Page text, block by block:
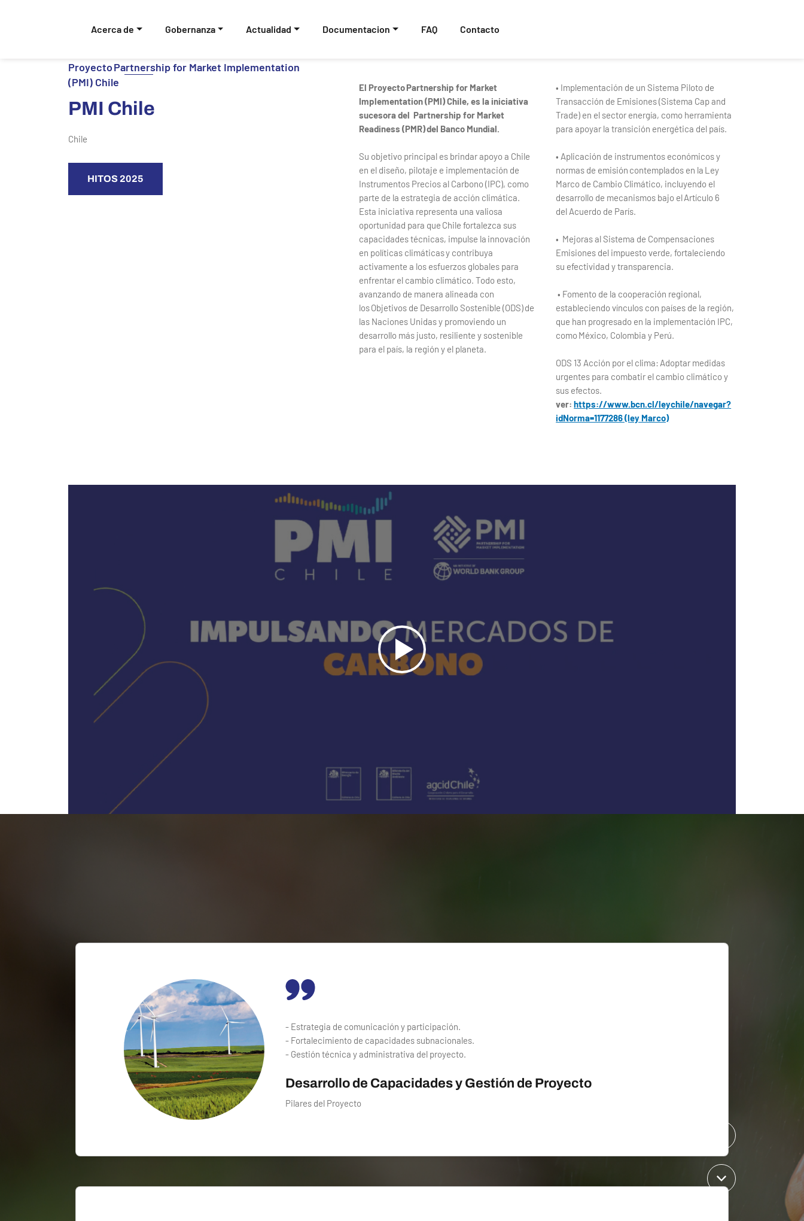
Acerca de Gobernanza Actualidad Documentacion FAQ Contacto
Proyecto Partnership for Market Implementation
(PMI) Chile
PMI Chile
Chile
HITOS 2025
El Proyecto Partnership for Market
Implementation (PMI) Chile, es la iniciativa
sucesora del Partnership for Market
Readiness (PMR) del Banco Mundial.
Su objetivo principal es brindar apoyo a Chile
en el diseño, pilotaje e implementación de
Instrumentos Precios al Carbono (IPC), como
parte de la estrategia de acción climática.
Esta iniciativa representa una valiosa
oportunidad para que Chile fortalezca sus
capacidades técnicas, impulse la innovación
en políticas climáticas y contribuya
activamente a los esfuerzos globales para
enfrentar el cambio climático. Todo esto,
avanzando de manera alineada con
los Objetivos de Desarrollo Sostenible (ODS) de
las Naciones Unidas y promoviendo un
desarrollo más justo, resiliente y sostenible
para el país, la región y el planeta.
• Implementación de un Sistema Piloto de
Transacción de Emisiones (Sistema Cap and
Trade) en el sector energía, como herramienta
para apoyar la transición energética del país.
• Aplicación de instrumentos económicos y
normas de emisión contemplados en la Ley
Marco de Cambio Climático, incluyendo el
desarrollo de mecanismos bajo el Artículo 6
del Acuerdo de París.
• Mejoras al Sistema de Compensaciones
Emisiones del impuesto verde, fortaleciendo
su efectividad y transparencia.
• Fomento de la cooperación regional,
estableciendo vínculos con países de la región,
que han progresado en la implementación IPC,
como México, Colombia y Perú.
ODS 13 Acción por el clima: Adoptar medidas
urgentes para combatir el cambio climático y
sus efectos.
ver:https://www.bcn.cl/leychile/navegar?
idNorma=1177286 (ley Marco)
- Estrategia de comunicación y participación.
- Fortalecimiento de capacidades subnacionales.
- Gestión técnica y administrativa del proyecto.
Desarrollo de Capacidades y Gestión de Proyecto
Pilares del Proyecto